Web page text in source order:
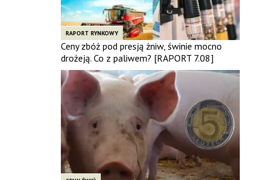
RAPORT RYNKOWY
Ceny zbóż pod presją żniw, świnie mocno
drożeją. Co z paliwem? [RAPORT 7.08]